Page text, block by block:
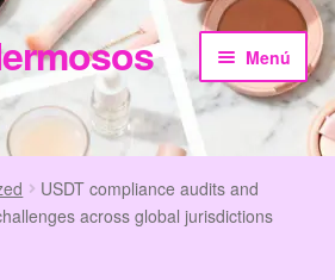
Menú
USDT compliance audits and
across global jurisdictions